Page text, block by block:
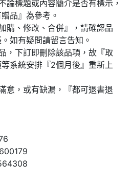
論標題或內容簡介是否有標示，
品』為參考。
購、修改、合併』，請確認品
如有疑問請留言告知。
，下訂即刪除該品項，故『取
系統安排『2個月後』重新上
意，或有缺漏，『都可退書退